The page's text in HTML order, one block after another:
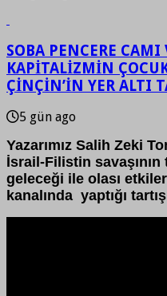
SOBA PENCERE
KAPİTALİZMİN
ÇİNÇİN’İN YER ALTI
5 gün ago
Yazarımız Salih Zeki
İsrail-Filistin
geleceği ile olası
kanalında yaptığı